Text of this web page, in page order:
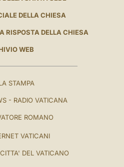
DELLA CHIESA
RISPOSTA DELLA CHIESA
WEB
STAMPA
- RADIO VATICANA
ROMANO
VATICANI
DEL VATICANO